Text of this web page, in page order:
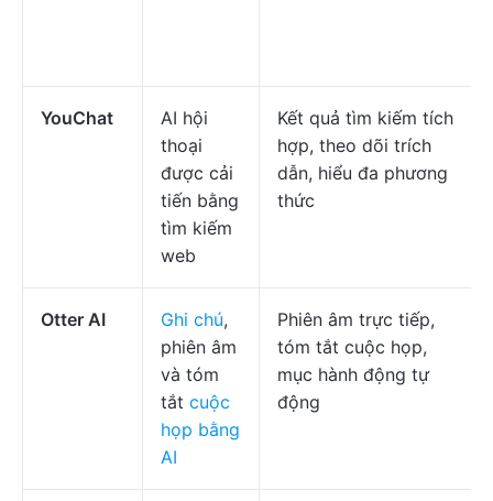
YouChat
AI hội
thoại
được cải
tiến bằng
tìm kiếm
web
Kết quả tìm kiếm tích
hợp, theo dõi trích
dẫn, hiểu đa phương
thức
Otter AI Ghi chú,
phiên âm
và tóm
tắt cuộc
họp bằng
AI
Phiên âm trực tiếp,
tóm tắt cuộc họp,
mục hành động tự
động